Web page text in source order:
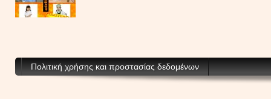
Πολιτική χρήσης και προστασίας δεδομένων